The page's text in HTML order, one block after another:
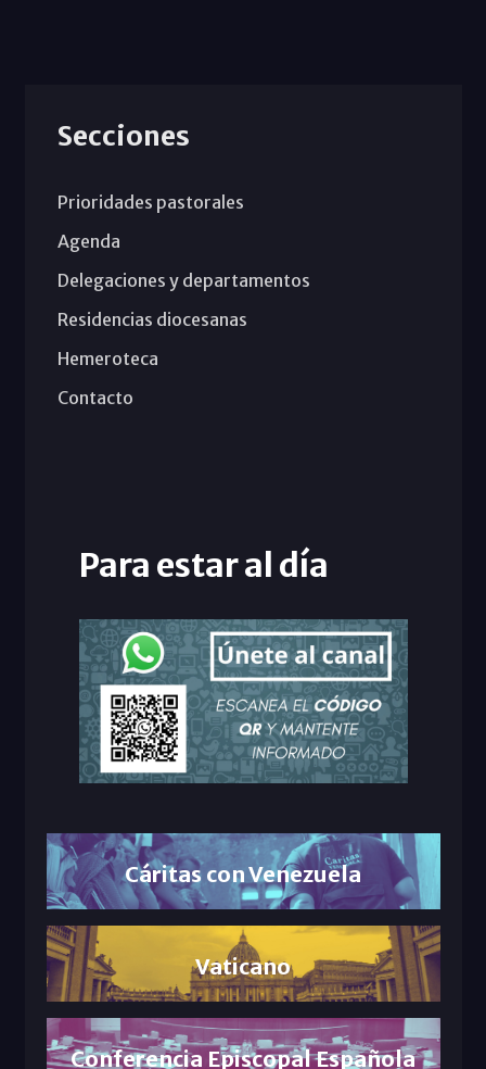
Secciones
Prioridades pastorales
Agenda
Delegaciones y departamentos
Residencias diocesanas
Hemeroteca
Contacto
Para estar al día
Cáritas con Venezuela
Vaticano
Conferencia Episcopal Española